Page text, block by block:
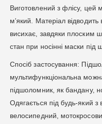
Виготовлений з флісу, цей
м’який. Матеріал
висихає, завдяки плоским
стан при носінні маски
Спосіб застосування:
мультифункціональна
підшоломник, як бандану,
Одягається під будь-який
велосипедний,